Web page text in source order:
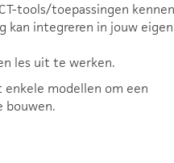
tools/toepassingen kennen
kan integreren in jouw eigen
les uit te werken.
enkele modellen om een
bouwen.